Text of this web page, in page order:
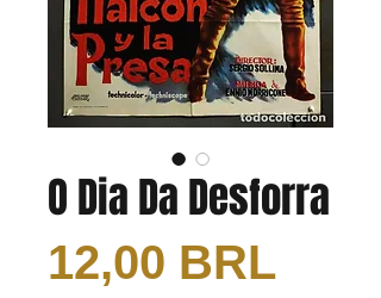
O Dia Da Desforra
12,00 BRL